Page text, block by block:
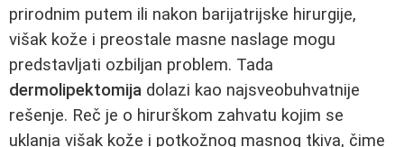
prirodnim putem ili nakon barijatrijske hirurgije,
višak kože i preostale masne naslage mogu
predstavljati ozbiljan problem. Tada
dermolipektomija dolazi kao najsveobuhvatnije
rešenje. Reč je o hirurškom zahvatu kojim se
uklanja višak kože i potkožnog masnog tkiva, čime